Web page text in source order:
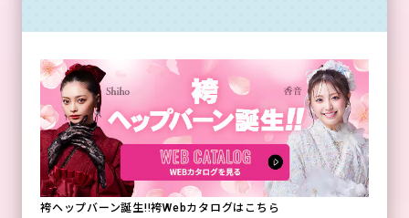
袴ヘップバーン誕生!!袴Webカタログはこちら